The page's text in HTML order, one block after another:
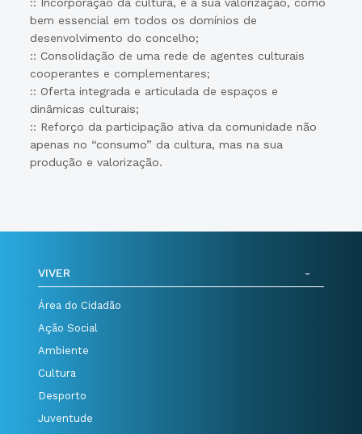
bem essencial em todos os domínios de
desenvolvimento do concelho;
:: Consolidação de uma rede de agentes culturais
cooperantes e complementares;
:: Oferta integrada e articulada de espaços e
dinâmicas culturais;
:: Reforço da participação ativa da comunidade não
apenas no “consumo” da cultura, mas na sua
produção e valorização.
VIVER
Área do Cidadão
Ação Social
Ambiente
Cultura
Desporto
Juventude